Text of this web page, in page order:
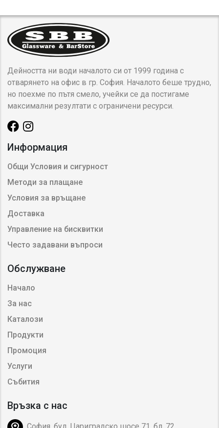
Дейността ни води началото си от 1999 година с
отварянето на офис в гр. София. Началото беше трудно,
но поехме по пътя смело, учейки се да постигаме
максимални резултати с ограничени ресурси.
Информация
Общи Условия и сигурност
Методи за плащане
Условия за връщане
Доставка
Управление на бисквитки
Често задавани въпроси
Обслужване
Начало
За нас
Каталози
Продукти
Промоция
Услуги
Събития
Връзка с нас